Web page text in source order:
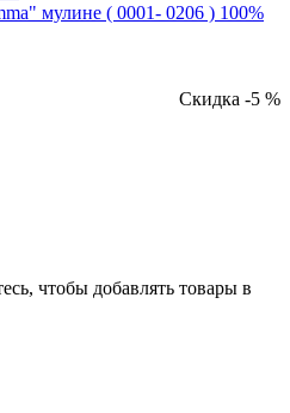
мулине ( 0001- 0206 ) 100%
Скидка -5 %
чтобы добавлять товары в